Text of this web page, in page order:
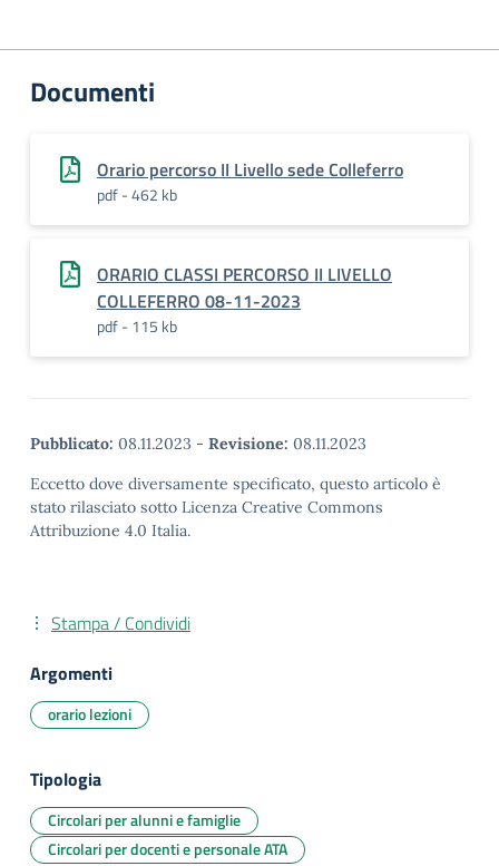
Documenti
Orario percorso II Livello sede Colleferro
pdf - 462 kb
ORARIO CLASSI PERCORSO II LIVELLO
COLLEFERRO 08-11-2023
pdf - 115 kb
Pubblicato: 08.11.2023 - Revisione: 08.11.2023
Eccetto dove diversamente specificato, questo articolo è
stato rilasciato sotto Licenza Creative Commons
Attribuzione 4.0 Italia.
Stampa / Condividi
Argomenti
orario lezioni
Tipologia
Circolari per alunni e famiglie
Circolari per docenti e personale ATA